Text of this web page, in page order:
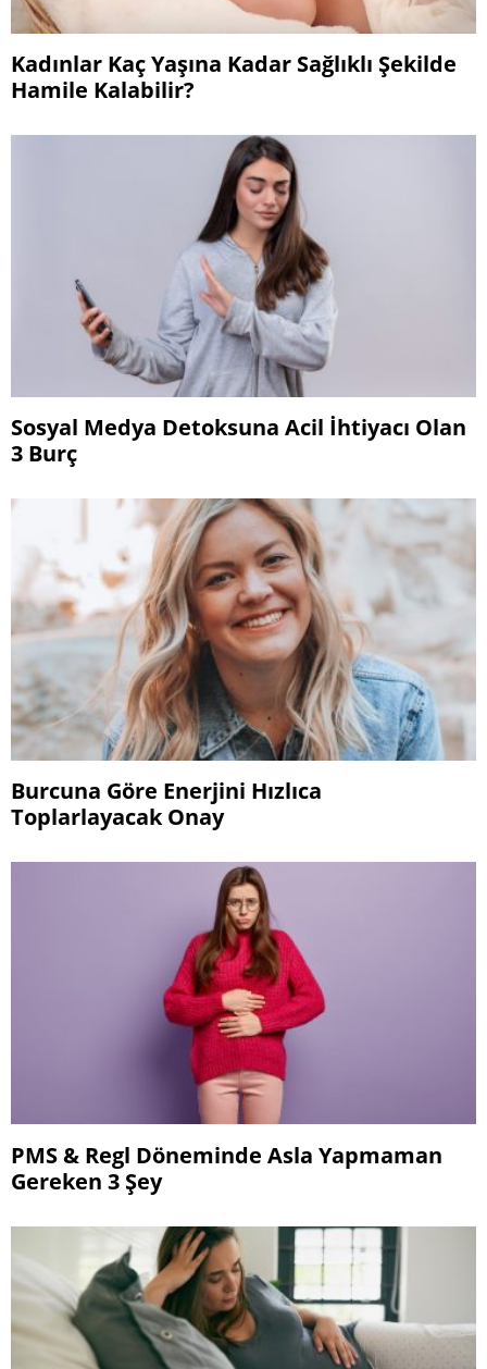
Kadınlar Kaç Yaşına Kadar Sağlıklı Şekilde
Hamile Kalabilir?
Sosyal Medya Detoksuna Acil İhtiyacı Olan
3 Burç
Burcuna Göre Enerjini Hızlıca
Toplarlayacak Onay
PMS & Regl Döneminde Asla Yapmaman
Gereken 3 Şey